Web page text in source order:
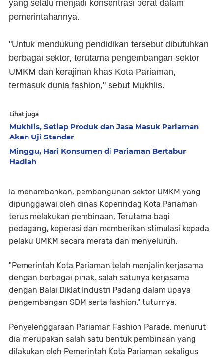
yang selalu menjadi konsentrasi berat dalam
pemerintahannya.
"Untuk mendukung pendidikan tersebut dibutuhkan
berbagai sektor, terutama pengembangan sektor
UMKM dan kerajinan khas Kota Pariaman,
termasuk dunia fashion," sebut Mukhlis.
Lihat juga
Mukhlis, Setiap Produk dan Jasa Masuk Pariaman
Akan Uji Standar
Minggu, Hari Konsumen di Pariaman Bertabur
Hadiah
Ia menambahkan, pembangunan sektor UMKM yang
dipunggawai oleh dinas Koperindag Kota Pariaman
terus melakukan pembinaan. Terutama bagi
pedagang, koperasi dan memberikan stimulasi kepada
pelaku UMKM secara merata dan menyeluruh.
"Pemerintah Kota Pariaman telah menjalin kerjasama
dengan berbagai pihak, salah satunya kerjasama
dengan Balai Diklat Industri Padang dalam upaya
pengembangan SDM serta fashion," tuturnya.
Penyelenggaraan Pariaman Fashion Parade, menurut
dia merupakan salah satu bentuk pembinaan yang
dilakukan oleh Pemerintah Kota Pariaman sekaligus